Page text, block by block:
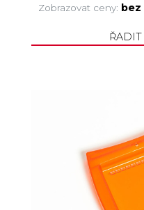
Zobrazovat ceny: bez